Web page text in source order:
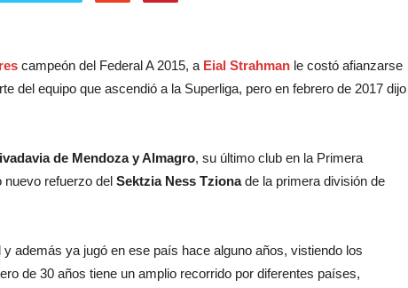
campeón del Federal A 2015, a Eial Strahman le costó afianzarse
del equipo que ascendió a la Superliga, pero en febrero de 2017 dijo
de Mendoza y Almagro, su último club en la Primera
nuevo refuerzo del Sektzia Ness Tzionade la primera división de
además ya jugó en ese país hace alguno años, vistiendo los
de 30 años tiene un amplio recorrido por diferentes países,